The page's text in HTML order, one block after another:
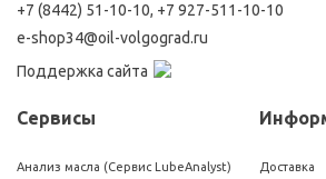
+7 (8442) 51-10-10, +7 927-511-10-10
e-shop34@oil-volgograd.ru
Поддержка сайта
Сервисы
Анализ масла (Сервис LubeAnalyst)
Доставка